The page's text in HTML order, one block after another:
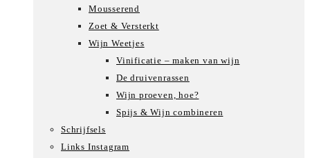
Mousserend
Zoet & Versterkt
Wijn Weetjes
Vinificatie – maken van wijn
De druivenrassen
Wijn proeven, hoe?
Spijs & Wijn combineren
Schrijfsels
Links Instagram